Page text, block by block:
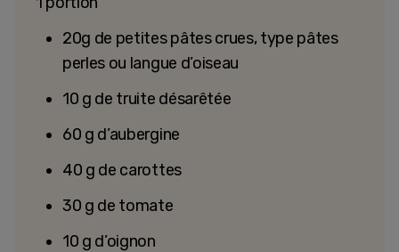
20g de petites pâtes crues, type pâtes
perles ou langue d’oiseau
10 g de truite désarêtée
60 g d’aubergine
40 g de carottes
30 g de tomate
10 g d’oignon